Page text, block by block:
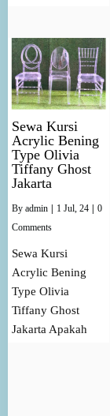
Sewa Kursi
Acrylic Bening
Type Olivia
Tiffany Ghost
Jakarta
By admin | 1 Jul, 24 | 0
Comments
Sewa Kursi
Acrylic Bening
Type Olivia
Tiffany Ghost
Jakarta Apakah